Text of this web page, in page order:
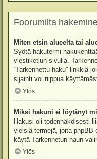
Foorumilta
Miten etsin alueelta tai
Syötä hakutermi
viestiketjun sivulla.
“Tarkennettu haku”-linkkiä
sijainti voi riippua
Ylös
Miksi hakuni ei löytänyt
Hakusi oli todennäköisesti
yleisiä termejä, joita phpBB
käytä Tarkennetun haun
Ylös